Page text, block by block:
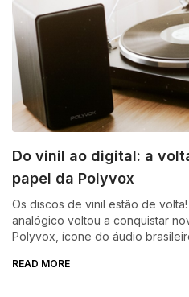
Do vinil ao digital: a
papel da Polyvox
Os discos de vinil estão de
analógico voltou a conquistar
Polyvox, ícone do áudio
READ MORE